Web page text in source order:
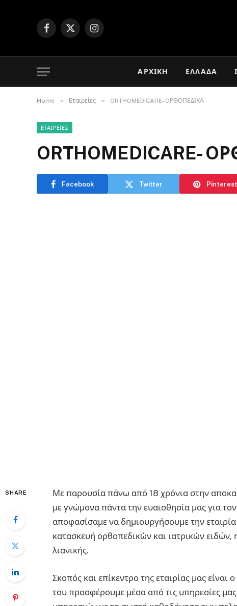
Facebook
X
Instagram
ΑΡΧΙΚΉ ΕΛΛΆΔΑ
Home » Εταιρείες » ORTHOMEDICARE- OΡΘΟΠΕΔΙΚΑ
ΕΤΑΙΡΕΊΕΣ
ORTHOMEDICARE-
Facebook Twitter Pinterest
SHARE
Με παρουσία πάνω από 18 χρόνια στην
με γνώμονα πάντα την ευαισθησία μας για
αποφασίσαμε να δημιουργήσουμε την
κατασκευή ορθοπεδικών και ιατρικών ειδών,
λιανικής.
Σκοπός και επίκεντρο της εταιρίας μας
του προσφέρουμε μέσα από τις υπηρεσίες